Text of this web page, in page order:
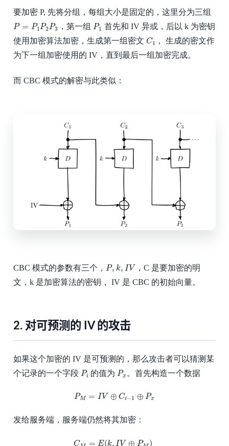
要加密 P, 先将分组，每组大小是固定的，这里分为三组
P = P1P2P3
P= P2 P3 ，第一组 P1
P1 首先和 IV 异或，后以 k 为密钥
使用加密算法加密，生成第一组密文 C1
C1
， 生成的密文作
为下一组加密使用的 IV，直到最后一组加密完成。
而 CBC 模式的解密与此类似：
CBC 模式的参数有三个， P, k, I V
P,k ,IV
，C 是要加密的明
文，k 是加密算法的密钥， IV 是 CBC 的初始向量。
2.对可预测的 IV 的攻击
如果这个加密的 IV 是可预测的，那么攻击者可以猜测某
个记录的一个字段 Pi
Pi 的值为 Px
Px 。首先构造一个数据
PM = I V ⊕ Ci−1 ⊕ Px
IV⊕Ci− Px
发给服务端，服务端仍然将其加密：
C = E(k, I V ⊕ P
)
CM k,IV ⊕PM)= E( ,